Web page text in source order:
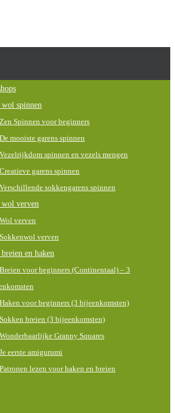
wol spinnen
Spinnen voor beginners
mooiste garens spinnen
spinnen en vezels mengen
garens spinnen
sokkengarens spinnen
wol verven
verven
verven
en haken
voor beginners (Continentaal) – 3
voor beginners (3 bijeenkomsten)
breien (3 bijeenkomsten)
Granny Squares
eerste amigurumi
lezen voor haken en breien